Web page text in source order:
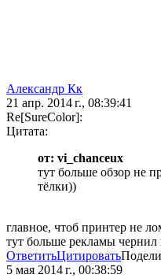
Александр Кк
21 апр. 2014 г., 08:39:41
Re[SureColor]:
Цитата:
от: vi_chanceux
тут больше обзор не
тёлки))
главное, чтоб принтер не
тут больше рекламы чернил
ОтветитьЦитировать
5 мая 2014 г., 00:38:59